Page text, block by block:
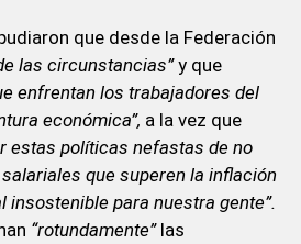
que desde la Federación
las circunstancias”y que
enfrentan los trabajadores del
económica”, a la vez que
estas políticas nefastas de no
que superen la inflación
insostenible para nuestra gente”.
“rotundamente”las